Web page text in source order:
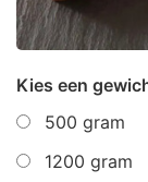
Kies een
500 gram
1200 gram